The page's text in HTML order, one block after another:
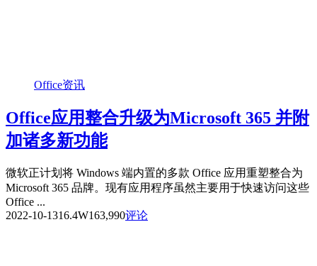
Office资讯
Office应用整合升级为Microsoft 365 并附
加诸多新功能
微软正计划将 Windows 端内置的多款 Office 应用重塑整合为
Microsoft 365 品牌。现有应用程序虽然主要用于快速访问这些
Office ...
2022-10-1316.4W163,990评论